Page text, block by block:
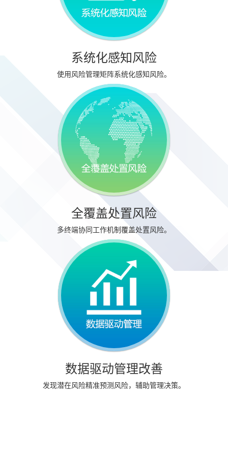
系统化感知风险
使用风险管理矩阵系统化感知风险。
全覆盖处置风险
多终端协同工作机制覆盖处置风险。
数据驱动管理改善
发现潜在风险精准预测风险，辅助管理决策。